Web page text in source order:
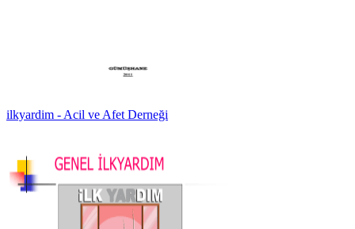
ilkyardim - Acil ve Afet Derneği